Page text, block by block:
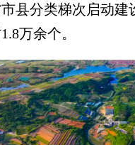
县分类梯次启动建
万余个。